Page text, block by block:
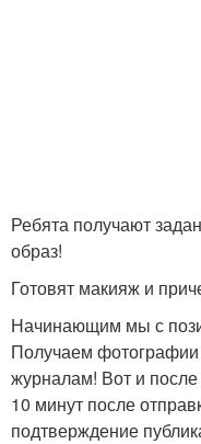
Ребята получают
образ!
Готовят макияж и
Начинающим мы с
Получаем фотографии
журналам! Вот и
10 минут после
подтверждение